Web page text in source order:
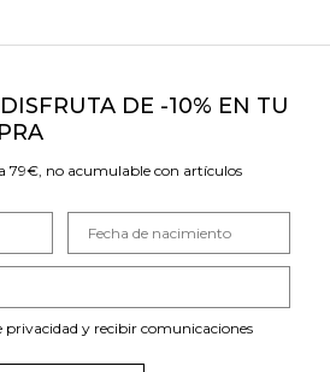
DE -10% EN TU
79€, no acumulable con artículos
privacidad y recibir comunicaciones